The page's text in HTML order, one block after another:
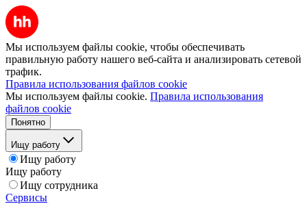
Мы используем файлы cookie, чтобы обеспечивать
правильную работу нашего веб-сайта и анализировать сетевой
трафик.
Правила использования файлов cookie
Мы используем файлы cookie. Правила использования
файлов cookie
Понятно
Ищу работу
Ищу работу
Ищу работу
Ищу сотрудника
Сервисы